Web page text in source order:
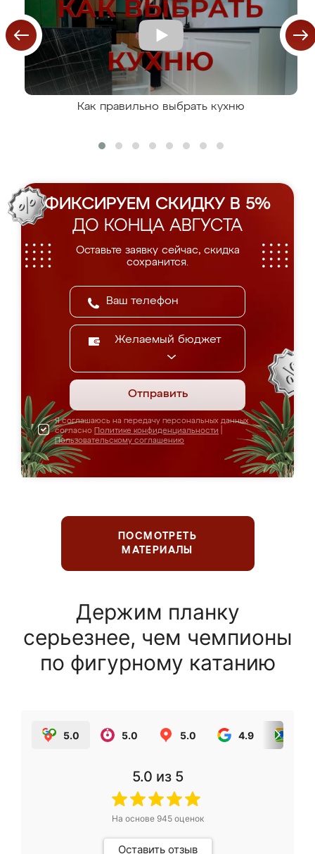
Как правильно выбрать кухню
ФИКСИРУЕМ СКИДКУ В 5%
ДО КОНЦА АВГУСТА
Оставьте заявку сейчас, скидка
сохранится.
Желаемый бюджет
Отправить
Я соглашаюсь на передачу персональных данных
согласно Политике конфиденциальности
Пользовательскому соглашению
ПОСМОТРЕТЬ
МАТЕРИАЛЫ
Держим планку
серьезнее, чем чемпионы
по фигурному катанию
5.0 5.0 5.0 4.9
5.0 из 5
На основе 945оценок
Оставить отзыв